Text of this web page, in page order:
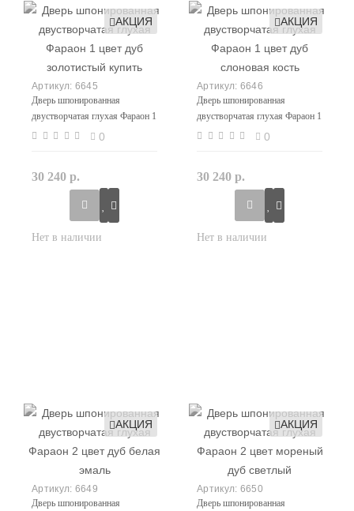
АКЦИЯ
6645
Дверь шпонированная
двустворчатая глухая Фараон 1
цвет дуб золотистый купить
0
30 240 р.
АКЦИЯ
6646
Дверь шпонированная
двустворчатая глухая Фараон 1
цвет дуб слоновая кость
0
30 240 р.
АКЦИЯ
6649
Дверь шпонированная
АКЦИЯ
6650
Дверь шпонированная